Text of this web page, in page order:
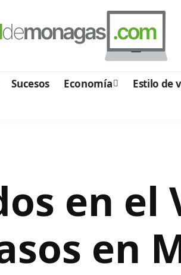
Sucesos Economía Estilo de
en el
en